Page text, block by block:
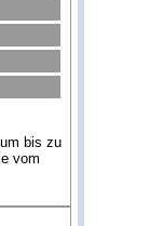
bis zu
vom